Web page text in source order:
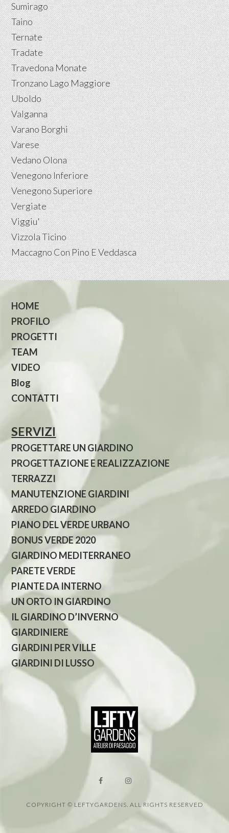
Sumirago
Taino
Ternate
Tradate
Travedona Monate
Tronzano Lago Maggiore
Uboldo
Valganna
Varano Borghi
Varese
Vedano Olona
Venegono Inferiore
Venegono Superiore
Vergiate
Viggiu'
Vizzola Ticino
Maccagno Con Pino E Veddasca
HOME
PROFILO
PROGETTI
TEAM
VIDEO
Blog
CONTATTI
SERVIZI
PROGETTARE UN GIARDINO
PROGETTAZIONE E REALIZZAZIONE
TERRAZZI
MANUTENZIONE GIARDINI
ARREDO GIARDINO
PIANO DEL VERDE URBANO
BONUS VERDE 2020
GIARDINO MEDITERRANEO
PARETE VERDE
PIANTE DA INTERNO
UN ORTO IN GIARDINO
IL GIARDINO D’INVERNO
GIARDINIERE
GIARDINI PER VILLE
GIARDINI DI LUSSO
COPYRIGHT © LEFTYGARDENS. ALL RIGHTS RESERVED